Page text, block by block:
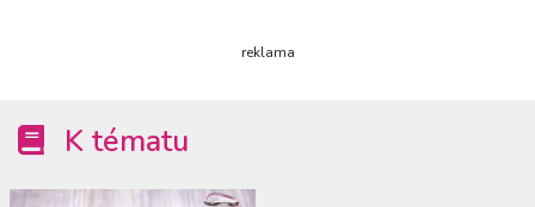
reklama
K tématu